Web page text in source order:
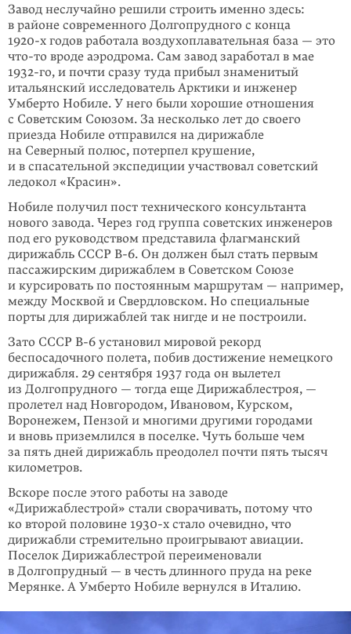
Завод неслучайно решили строить именно здесь:
в районе современного Долгопрудного с конца
1920-х годов работала воздухоплавательная база — это
что-то вроде аэродрома. Сам завод заработал в мае
1932-го, и почти сразу туда прибыл знаменитый
итальянский исследователь Арктики и инженер
Умберто Нобиле. У него были хорошие отношения
с Советским Союзом. За несколько лет до своего
приезда Нобиле отправился на дирижабле
на Северный полюс, потерпел крушение,
и в спасательной экспедиции участвовал советский
ледокол «Красин».
Нобиле получил пост технического консультанта
нового завода. Через год группа советских инженеров
под его руководством представила флагманский
дирижабль СССР В-6. Он должен был стать первым
пассажирским дирижаблем в Советском Союзе
и курсировать по постоянным маршрутам — например,
между Москвой и Свердловском. Но специальные
порты для дирижаблей так нигде и не построили.
Зато СССР В-6 установил мировой рекорд
беспосадочного полета, побив дости­жение немецкого
дирижабля. 29 сентября 1937 года он вылетел
из Долгопруд­ного — тогда еще Дирижаблестроя, —
пролетел над Новгородом, Ивановом, Курском,
Воронежем, Пензой и многими другими городами
и вновь призем­лился в поселке. Чуть больше чем
за пять дней дирижабль преодолел почти пять тысяч
километров.
Вскоре после этого работы на заводе
«Дирижаблестрой» стали сворачивать, потому что
ко второй половине 1930-х стало очевидно, что
дирижабли стре­мительно проигрывают авиации.
Поселок Дирижаблестрой переименовали
в Долгопрудный — в честь длинного пруда на реке
Мерянке. А Умберто Нобиле вернулся в Италию.